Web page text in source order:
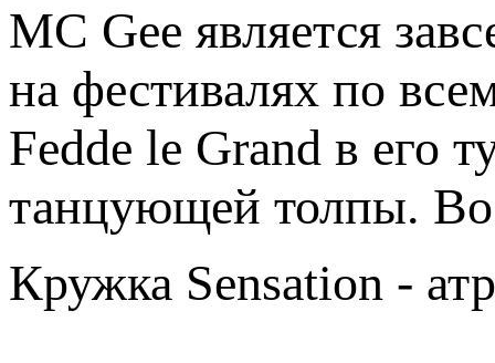
MC Gee является
на фестивалях по
Fedde le Grand в его
танцующей толпы. Во
Кружка Sensation -